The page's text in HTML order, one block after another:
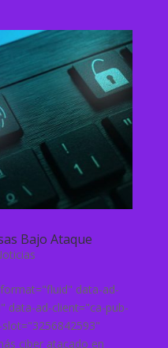
Bajo Ataque
data-ad-
data-ad-client="ca-pub-
ciber atacado en